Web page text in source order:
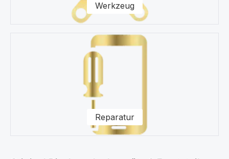
Werkzeug
Reparatur